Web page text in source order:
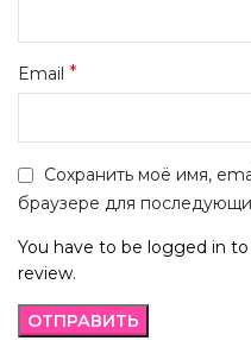
Email *
Сохранить моё имя,
браузере для
You have to be logged in
review.